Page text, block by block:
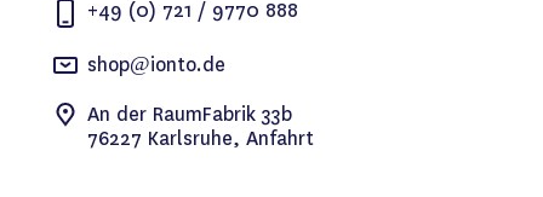
+49 (0) 721 / 9770 888
shop@ionto.de
An der RaumFabrik 33b
76227 Karlsruhe, Anfahrt